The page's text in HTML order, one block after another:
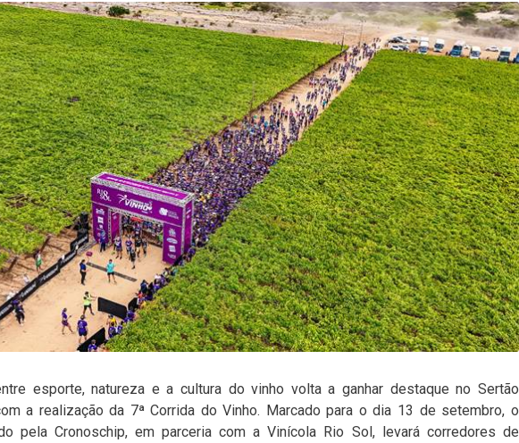
esporte, natureza e a cultura do vinho volta a ganhar destaque no Sertão
a realização da 7ª Corrida do Vinho. Marcado para o dia 13 de setembro, o
pela Cronoschip, em parceria com a Vinícola Rio Sol, levará corredores de